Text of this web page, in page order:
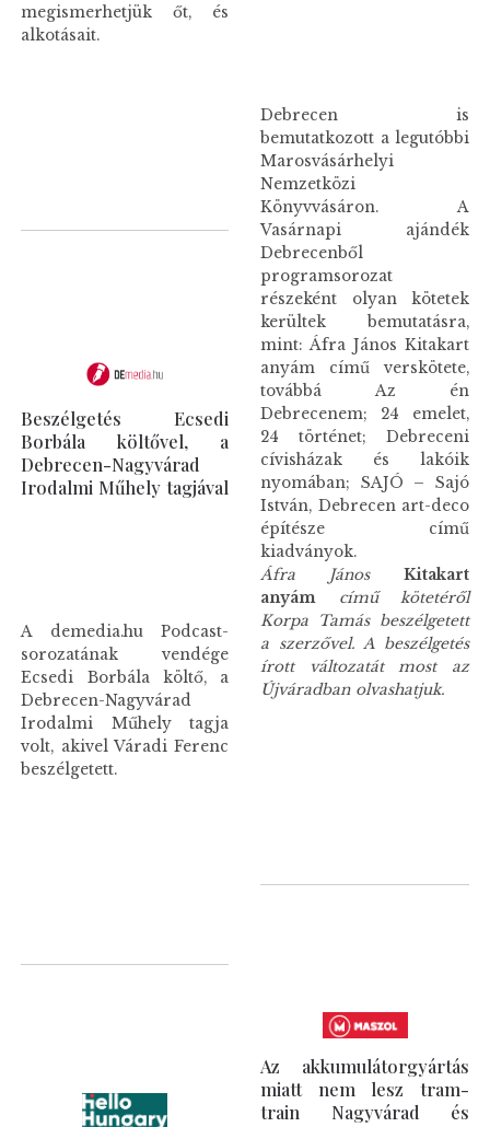
megismerhetjük őt, és
alkotásait.
Beszélgetés Ecsedi
Borbála költővel, a
Debrecen-Nagyvárad
Irodalmi Műhely tagjával
A demedia.hu Podcast-
sorozatának vendége
Ecsedi Borbála költő, a
Debrecen-Nagyvárad
Irodalmi Műhely tagja
volt, akivel Váradi Ferenc
beszélgetett.
Debrecen is
bemutatkozott a legutóbbi
Marosvásárhelyi
Nemzetközi
Könyvvásáron. A
Vasárnapi ajándék
Debrecenből
programsorozat
részeként olyan kötetek
kerültek bemutatásra,
mint: Áfra János Kitakart
anyám című verskötete,
továbbá Az én
Debrecenem; 24 emelet,
24 történet; Debreceni
cívisházak és lakóik
nyomában; SAJÓ – Sajó
István, Debrecen art-deco
építésze című
kiadványok.
Áfra János Kitakart
anyám című kötetéről
Korpa Tamás beszélgetett
a szerzővel. A beszélgetés
írott változatát most az
Újváradban olvashatjuk.
Az akkumulátorgyártás
miatt nem lesz tram-
train Nagyvárad és